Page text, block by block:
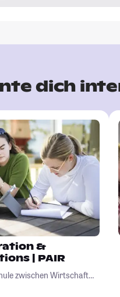
dich
&
| PAIR
zwischen Wirtschaft,